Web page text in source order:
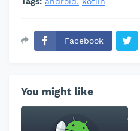
Facebook
You might like